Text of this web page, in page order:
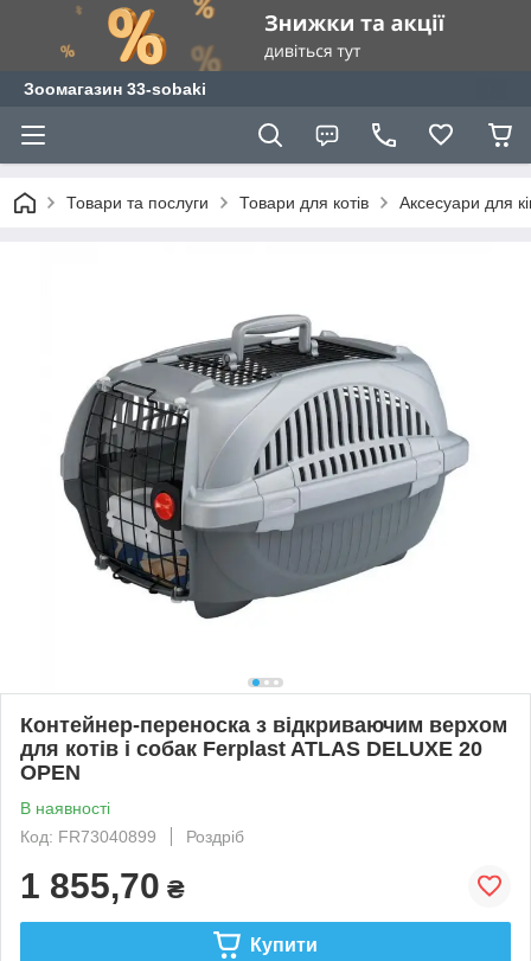
Зоомагазин 33-sobaki
Товари та послуги Товари для котів Аксесуари для
Контейнер-переноска з відкриваючим верхом
для котів і собак Ferplast ATLAS DELUXE 20
OPEN
В наявності
Код: FR73040899
Роздріб
1 855,70 ₴
Купити